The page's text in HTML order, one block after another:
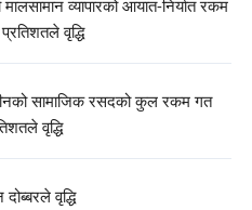
व्यापारको आयात-निर्यात रकम
वृद्धि
सामाजिक रसदको कुल रकम गत
वृद्धि
वृद्धि